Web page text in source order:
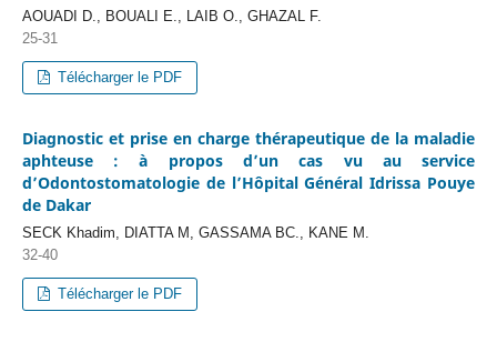
AOUADI D., BOUALI E., LAIB O., GHAZAL F.
25-31
Télécharger le PDF
Diagnostic et prise en charge thérapeutique de la maladie
aphteuse : à propos d’un cas vu au service
d’Odontostomatologie de l’Hôpital Général Idrissa Pouye
de Dakar
SECK Khadim, DIATTA M, GASSAMA BC., KANE M.
32-40
Télécharger le PDF